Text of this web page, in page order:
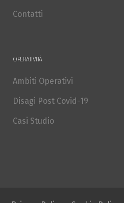
Contatti
OPERATIVITÀ
Ambiti Operativi
Disagi Post Covid-19
Casi Studio